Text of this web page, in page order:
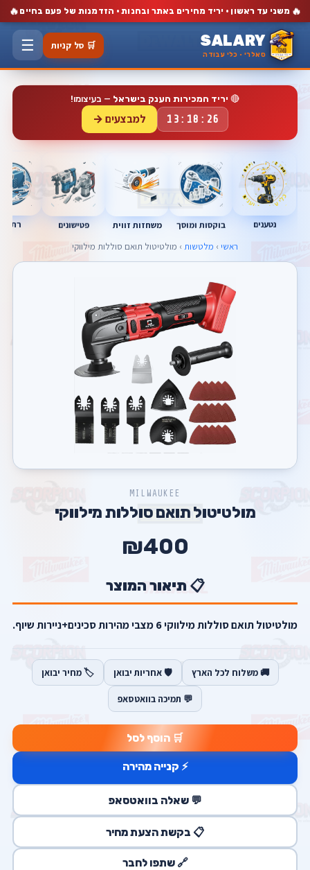
🔥 משני עד ראשון · יריד מחירים באתר ובחנות · הזדמנות של פעם בחיים 🔥
SALARY
סאלרי · כלי עבודה
🛒 סל קניות ☰
🔴 יריד המכירות הענק בישראל — בעיצומו!
13:18:25 למבצעים →
נטענים בוקסות ומוסך משחזות זווית פטישונים
ראשי › מלטשות › מולטיטול תואם סוללות מילווקי
MILWAUKEE
מולטיטול תואם סוללות מילווקי
₪400
📋 תיאור המוצר
מולטיטול תואם סוללות מילווקי 6 מצבי מהירות סכינים+ניירות שיוף.
🚚 משלוח לכל הארץ 🛡️ אחריות יבואן 🏷️ מחיר יבואן
💬 תמיכה בוואטסאפ
🛒 הוסף לסל
⚡ קנייה מהירה
💬 שאלה בוואטסאפ
📋 בקשת הצעת מחיר
🔗 שתפו לחבר